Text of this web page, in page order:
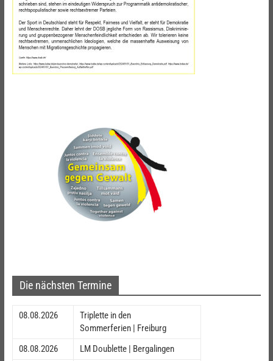
Die nächsten Termine
08.08.2026
Triplette in den
Sommerferien | Freiburg
08.08.2026
LM Doublette | Bergalingen